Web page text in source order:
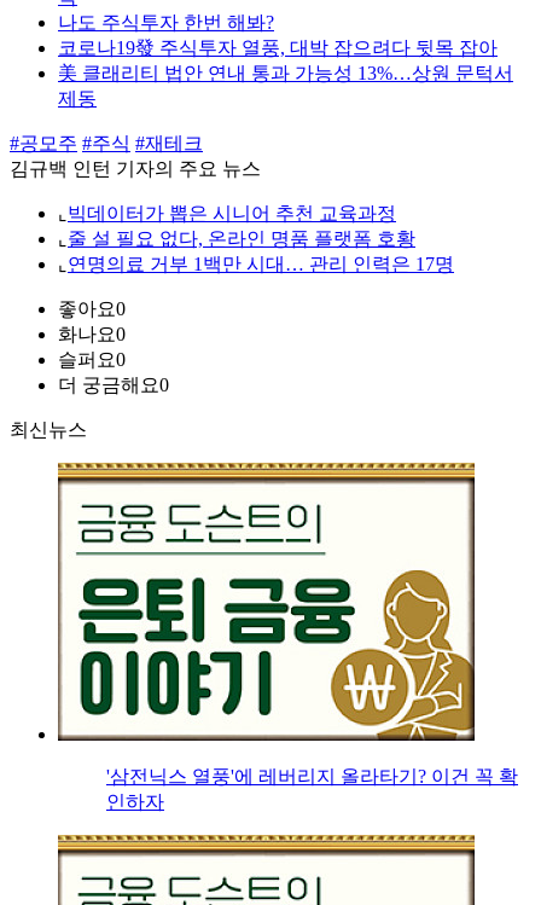
나도 주식투자 한번 해봐?
코로나19發 주식투자 열풍, 대박 잡으려다 뒷목 잡아
美 클래리티 법안 연내 통과 가능성 13%…상원 문턱서
제동
#공모주 #주식 #재테크
김규백 인턴 기자의 주요 뉴스
⌞ 빅데이터가 뽑은 시니어 추천 교육과정
⌞ 줄 설 필요 없다, 온라인 명품 플랫폼 호황
⌞ 연명의료 거부 1백만 시대… 관리 인력은 17명
좋아요0
화나요0
슬퍼요0
더 궁금해요0
최신뉴스
'삼전닉스 열풍'에 레버리지 올라타기? 이건 꼭 확
인하자